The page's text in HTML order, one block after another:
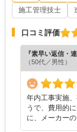
施工管理技士
口コミ評価
『素早い返信・
（50代／男性）
年内工事実施
うで、費用的
に、メーカー